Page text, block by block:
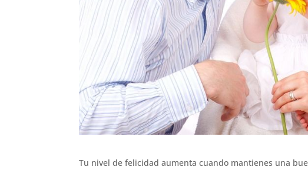
Tu nivel de felicidad aumenta cuando mantienes una